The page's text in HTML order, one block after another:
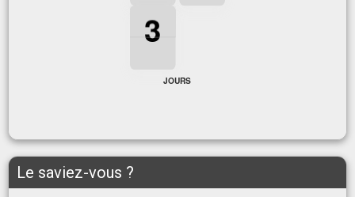
3
3
3
3
JOURS
Le saviez-vous ?